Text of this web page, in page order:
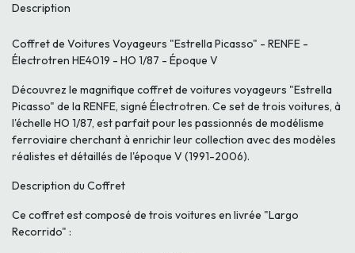
Description
Coffret de Voitures Voyageurs "Estrella Picasso" - RENFE -
Électrotren HE4019 - HO 1/87 - Époque V
Découvrez le magnifique coffret de voitures voyageurs "Estrella
Picasso" de la RENFE, signé Électrotren. Ce set de trois voitures, à
l'échelle HO 1/87, est parfait pour les passionnés de modélisme
ferroviaire cherchant à enrichir leur collection avec des modèles
réalistes et détaillés de l'époque V (1991-2006).
Description du Coffret
Ce coffret est composé de trois voitures en livrée "Largo
Recorrido" :